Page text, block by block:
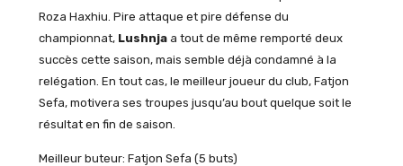
Roza Haxhiu. Pire attaque et pire défense du
championnat, Lushnjaa tout de même remporté deux
succès cette saison, mais semble déjà condamné à la
relégation. En tout cas, le meilleur joueur du club, Fatjon
Sefa, motivera ses troupes jusqu’au bout quelque soit le
résultat en fin de saison.
Meilleur buteur: Fatjon Sefa (5 buts)